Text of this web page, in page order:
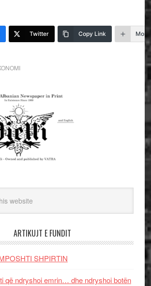
Twitter Copy Link More
ARTIKUJT E FUNDIT
SHPIRTIN
që ndryshoi emrin… dhe ndryshoi botën